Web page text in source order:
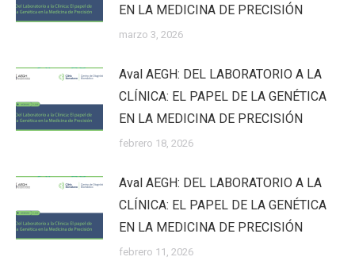
EN LA MEDICINA DE PRECISIÓN
marzo 3, 2026
Aval AEGH: DEL LABORATORIO A LA
CLÍNICA: EL PAPEL DE LA GENÉTICA
EN LA MEDICINA DE PRECISIÓN
febrero 18, 2026
Aval AEGH: DEL LABORATORIO A LA
CLÍNICA: EL PAPEL DE LA GENÉTICA
EN LA MEDICINA DE PRECISIÓN
febrero 11, 2026